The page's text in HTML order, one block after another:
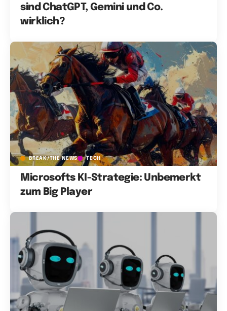
sind ChatGPT, Gemini und Co.
wirklich?
BREAK/THE NEWS TECH
Microsofts KI-Strategie: Unbemerkt
zum Big Player